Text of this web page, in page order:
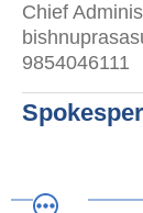
Chief
9854046111